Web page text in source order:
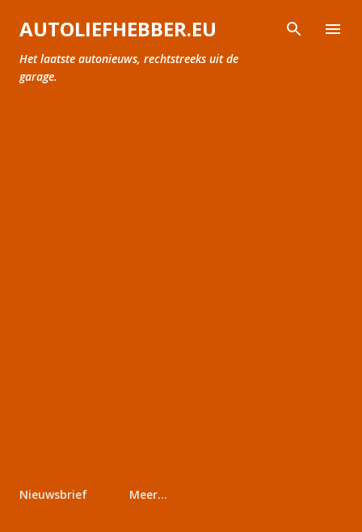
Doorgaan naar hoofdcontent
AUTOLIEFHEBBER.EU
Het laatste autonieuws, rechtstreeks uit de
garage.
Nieuwsbrief Meer…